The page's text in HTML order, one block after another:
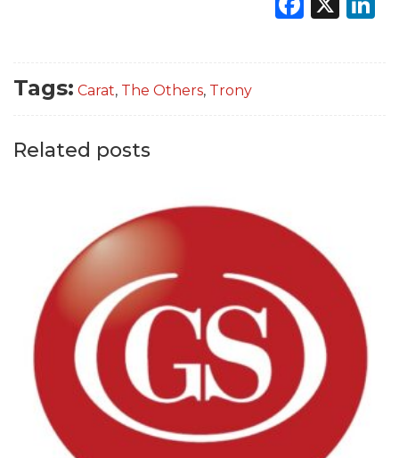
Tags: Carat, The Others, Trony
Related posts